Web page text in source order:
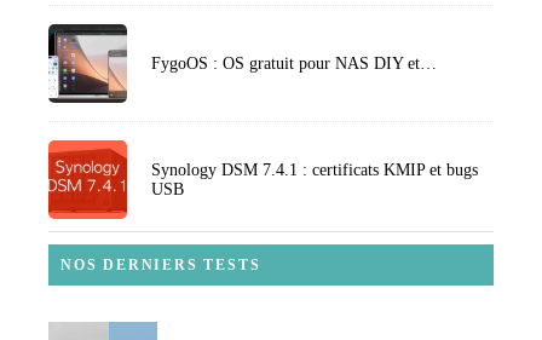
FygoOS : OS gratuit pour NAS DIY et…
Synology DSM 7.4.1 : certificats KMIP et bugs
USB
NOS DERNIERS TESTS